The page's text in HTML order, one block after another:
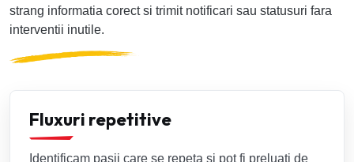
strang informatia corect si trimit notificari sau statusuri fara
interventii inutile.
Fluxuri repetitive
Identificam pasii care se repeta si pot fi preluati de